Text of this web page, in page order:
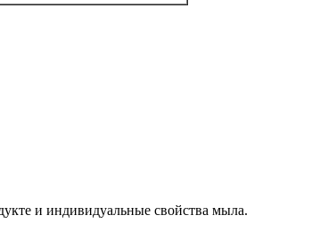
и индивидуальные свойства мыла.